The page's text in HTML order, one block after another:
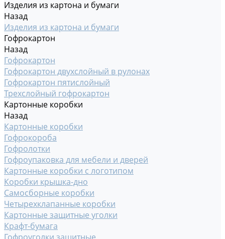
Изделия из картона и бумаги
Назад
Изделия из картона и бумаги
Гофрокартон
Назад
Гофрокартон
Гофрокартон двухслойный в рулонах
Гофрокартон пятислойный
Трехслойный гофрокартон
Картонные коробки
Назад
Картонные коробки
Гофрокороба
Гофролотки
Гофроупаковка для мебели и дверей
Картонные коробки с логотипом
Коробки крышка-дно
Самосборные коробки
Четырехклапанные коробки
Картонные защитные уголки
Крафт-бумага